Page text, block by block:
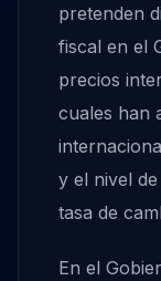
pretenden
fiscal en el
precios
cuales han
y el nivel
tasa de
En el